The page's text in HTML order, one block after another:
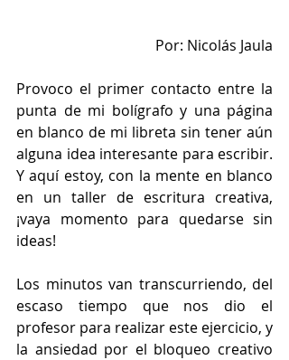
Por: Nicolás Jaula
Provoco el primer contacto entre la
punta de mi bolígrafo y una página
en blanco de mi libreta sin tener aún
alguna idea interesante para escribir.
Y aquí estoy, con la mente en blanco
en un taller de escritura creativa,
¡vaya momento para quedarse sin
ideas!
Los minutos van transcurriendo, del
escaso tiempo que nos dio el
profesor para realizar este ejercicio, y
la ansiedad por el bloqueo creativo